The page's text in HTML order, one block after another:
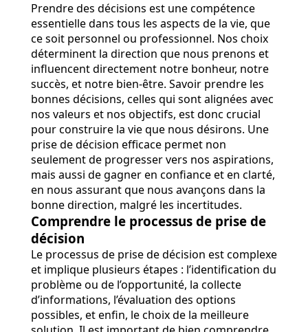
Prendre des décisions est une compétence
essentielle dans tous les aspects de la vie, que
ce soit personnel ou professionnel. Nos choix
déterminent la direction que nous prenons et
influencent directement notre bonheur, notre
succès, et notre bien-être. Savoir prendre les
bonnes décisions, celles qui sont alignées avec
nos valeurs et nos objectifs, est donc crucial
pour construire la vie que nous désirons. Une
prise de décision efficace permet non
seulement de progresser vers nos aspirations,
mais aussi de gagner en confiance et en clarté,
en nous assurant que nous avançons dans la
bonne direction, malgré les incertitudes.
Comprendre le processus de prise de
décision
Le processus de prise de décision est complexe
et implique plusieurs étapes : l’identification du
problème ou de l’opportunité, la collecte
d’informations, l’évaluation des options
possibles, et enfin, le choix de la meilleure